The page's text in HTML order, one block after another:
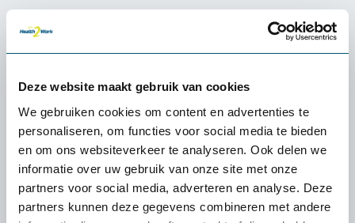
Deze website maakt gebruik van cookies
We gebruiken cookies om content en advertenties te
personaliseren, om functies voor social media te bieden
en om ons websiteverkeer te analyseren. Ook delen we
informatie over uw gebruik van onze site met onze
partners voor social media, adverteren en analyse. Deze
partners kunnen deze gegevens combineren met andere
Relevante blog posts